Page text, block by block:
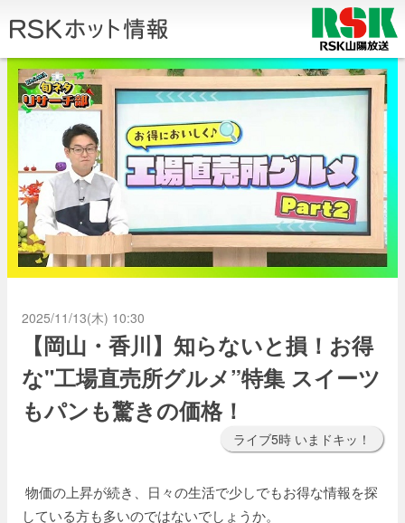
2025/11/13(木) 10:30
【岡山・香川】知らないと損！お得
な"工場直売所グルメ”特集 スイーツ
もパンも驚きの価格！
ライブ5時 いまドキッ！
物価の上昇が続き、日々の生活で少しでもお得な情報を探
している方も多いのではないでしょうか。